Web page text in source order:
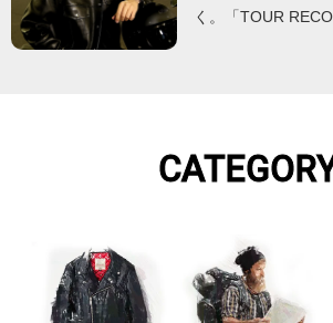
く。「TOUR